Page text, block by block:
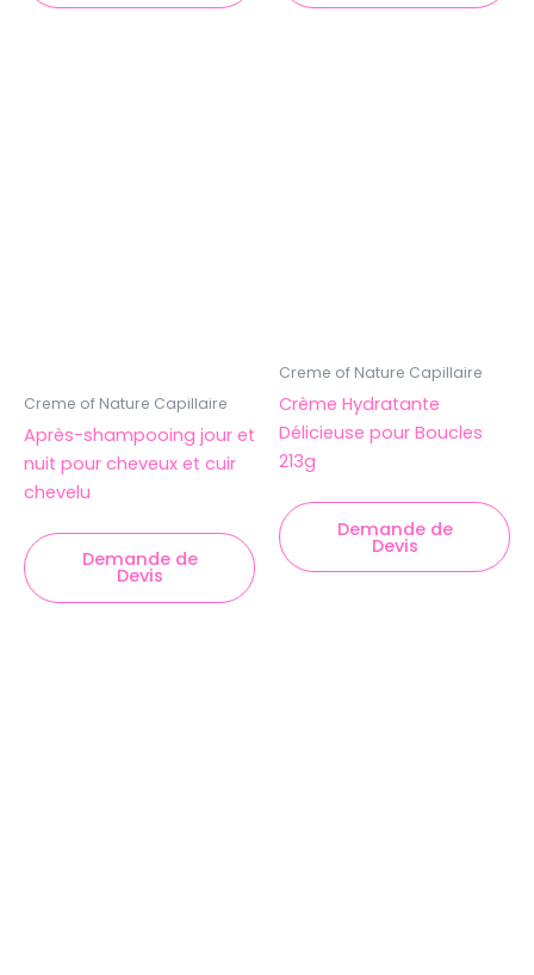
Creme of Nature Capillaire
Après-shampooing jour et
nuit pour cheveux et cuir
chevelu
Demande de
Devis
Creme of Nature Capillaire
Crème Hydratante
Délicieuse pour Boucles
213g
Demande de
Devis